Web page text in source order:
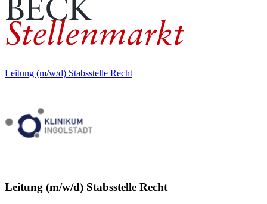
Leitung (m/w/d) Stabsstelle Recht
Leitung (m/w/d) Stabsstelle Recht